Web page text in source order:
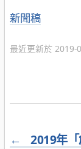
分
新聞稿
最近更新於 2019-
←
2019年「